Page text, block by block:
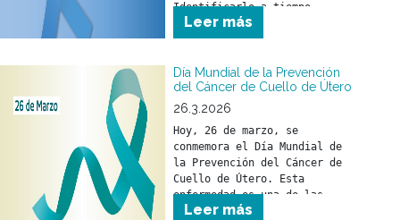
Identificarlo a tiempo
permite iniciar un
tratamiento oportuno y
salud.
Leer más
Día Mundial de la Prevención
del Cáncer de Cuello de Útero
26.3.2026
Hoy, 26 de marzo, se
conmemora el Día Mundial de
la Prevención del Cáncer de
Cuello de Útero. Esta
enfermedad es una de las
pocas que pueden prevenirse
Leer más